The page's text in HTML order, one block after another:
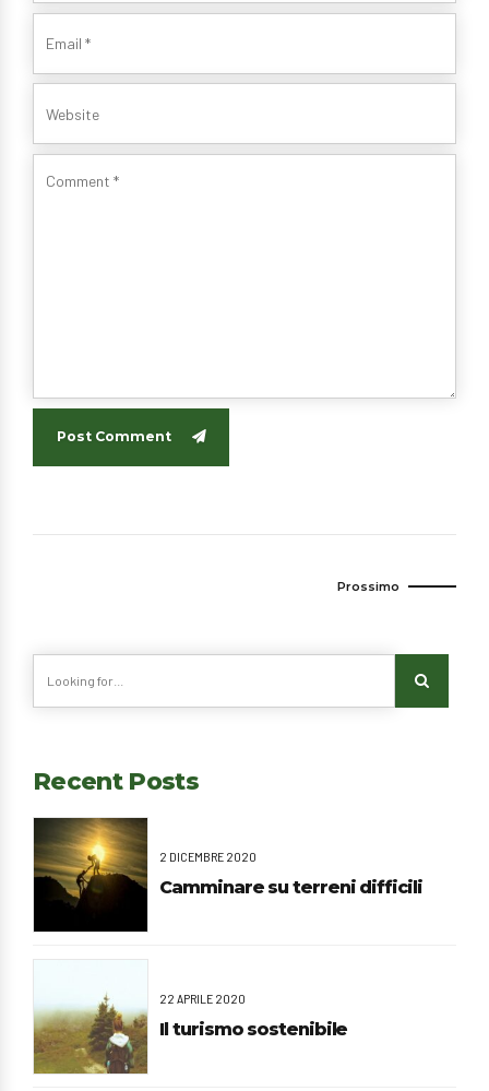
Post Comment
Prossimo
Recent Posts
2 DICEMBRE 2020
Camminare su terreni difficili
22 APRILE 2020
Il turismo sostenibile